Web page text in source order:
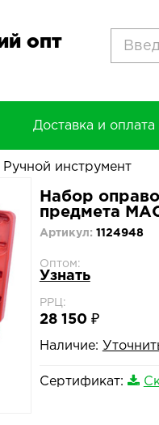
опт
Доставка и оплата
Ручной инструмент
Набор
предмета
Артикул: 1124948
Оптом:
Узнать
РРЦ:
28 150 ₽
Наличие:
Сертификат: